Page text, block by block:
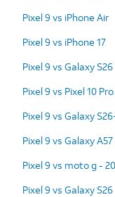
Pixel 9 vs iPhone Air
Pixel 9 vs iPhone 17
Pixel 9 vs Galaxy
Pixel 9 vs Pixel 10 Pro
Pixel 9 vs Galaxy
Pixel 9 vs Galaxy A57
Pixel 9 vs moto g -
Pixel 9 vs Galaxy S26